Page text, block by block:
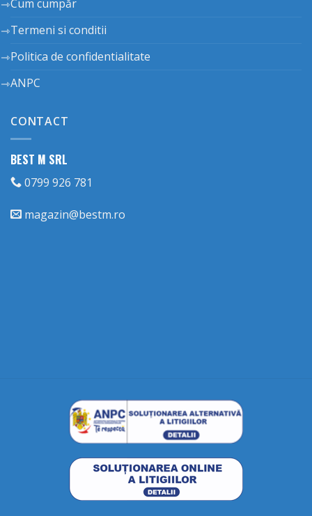
Cum cumpăr
Termeni si conditii
Politica de confidentialitate
ANPC
CONTACT
BEST M SRL
0799 926 781
magazin@bestm.ro